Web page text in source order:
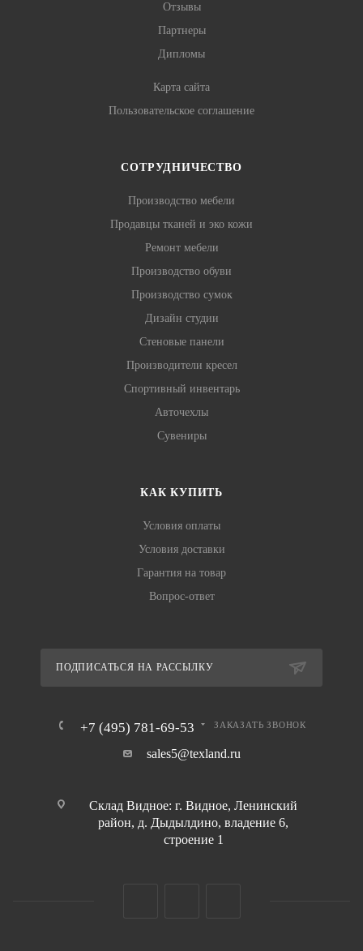
Отзывы
Партнеры
Дипломы
Карта сайта
Пользовательское соглашение
СОТРУДНИЧЕСТВО
Производство мебели
Продавцы тканей и эко кожи
Ремонт мебели
Производство обуви
Производство сумок
Дизайн студии
Стеновые панели
Производители кресел
Спортивный инвентарь
Авточехлы
Сувениры
КАК КУПИТЬ
Условия оплаты
Условия доставки
Гарантия на товар
Вопрос-ответ
ПОДПИСАТЬСЯ НА РАССЫЛКУ
+7 (495) 781-69-53 ЗАКАЗАТЬ ЗВОНОК
sales5@texland.ru
Склад Видное: г. Видное, Ленинский
район, д. Дыдылдино, владение 6,
строение 1